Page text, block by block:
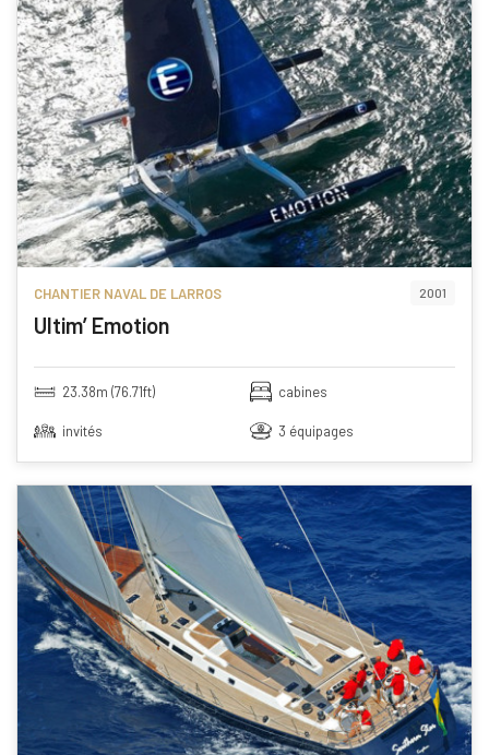
CHANTIER NAVAL DE LARROS 2001
Ultim’ Emotion
23.38m (76.71ft) cabines
invités 3 équipages